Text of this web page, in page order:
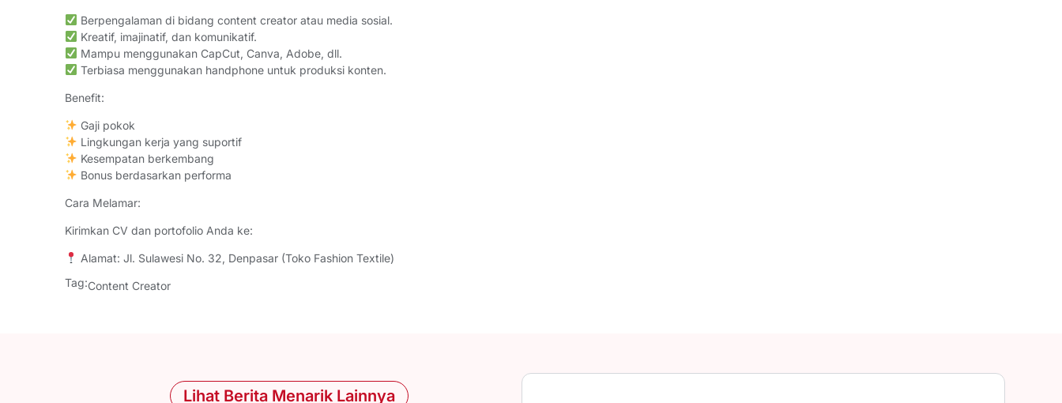
Berpengalaman di bidang content creator atau media sosial.
Kreatif, imajinatif, dan komunikatif.
Mampu menggunakan CapCut, Canva, Adobe, dll.
Terbiasa menggunakan handphone untuk produksi konten.
Benefit:
Gaji pokok
Lingkungan kerja yang suportif
Kesempatan berkembang
Bonus berdasarkan performa
Cara Melamar:
Kirimkan CV dan portofolio Anda ke:
Alamat: Jl. Sulawesi No. 32, Denpasar (Toko Fashion Textile)
Tag:Content Creator
Lihat Berita Menarik Lainnya